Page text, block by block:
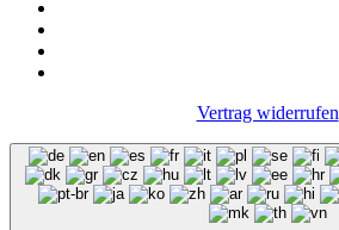
Vertrag widerrufen